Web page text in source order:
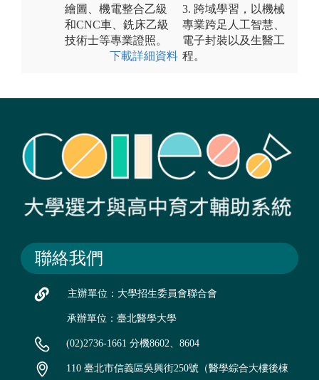
繪圖、機電整合乙級
和CNC車、銑床乙級
技術士等專業證照。
下載詳細資料
3. 跨域學習，以機械
專業跨足人工智慧、
電子封裝以及生醫工
程。
聯絡我們
主辦單位：大學招生委員會聯合會
承辦單位：臺北醫學大學
(02)2736-1661 分機8602、8604
110 臺北市信義區吳興街250號（醫學綜合大樓後棟